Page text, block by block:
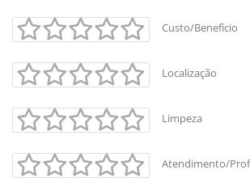
Custo/Benefício
Localização
Limpeza
Atendimento/